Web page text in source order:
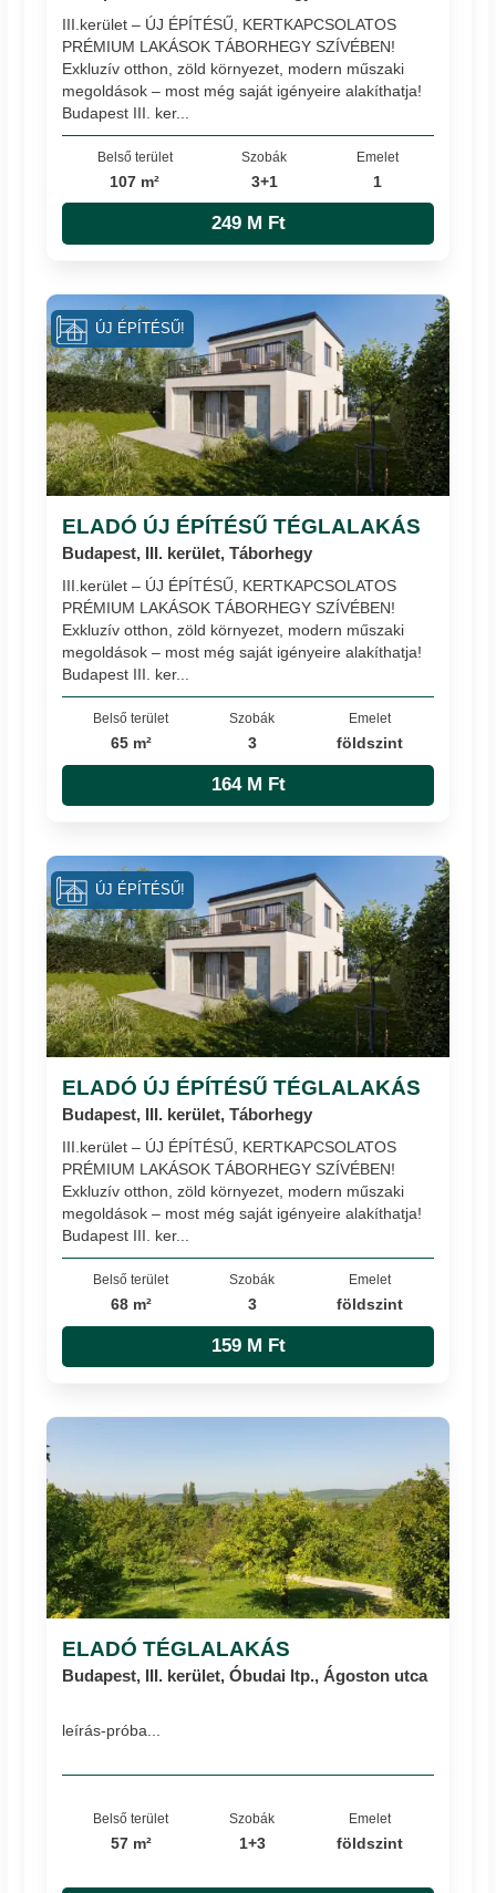
III.kerület – ÚJ ÉPÍTÉSŰ, KERTKAPCSOLATOS
PRÉMIUM LAKÁSOK TÁBORHEGY SZÍVÉBEN!
Exkluzív otthon, zöld környezet, modern műszaki
megoldások – most még saját igényeire alakíthatja!
Budapest III. ker...
Belső terület
107 m²
Szobák
3+1
Emelet
1
249 M Ft
ELADÓ ÚJ ÉPÍTÉSŰ TÉGLALAKÁS
Budapest, III. kerület, Táborhegy
III.kerület – ÚJ ÉPÍTÉSŰ, KERTKAPCSOLATOS
PRÉMIUM LAKÁSOK TÁBORHEGY SZÍVÉBEN!
Exkluzív otthon, zöld környezet, modern műszaki
megoldások – most még saját igényeire alakíthatja!
Budapest III. ker...
Belső terület
65 m²
Szobák
3
Emelet
földszint
164 M Ft
ÚJ ÉPÍTÉSŰ!
ELADÓ ÚJ ÉPÍTÉSŰ TÉGLALAKÁS
Budapest, III. kerület, Táborhegy
III.kerület – ÚJ ÉPÍTÉSŰ, KERTKAPCSOLATOS
PRÉMIUM LAKÁSOK TÁBORHEGY SZÍVÉBEN!
Exkluzív otthon, zöld környezet, modern műszaki
megoldások – most még saját igényeire alakíthatja!
Budapest III. ker...
Belső terület
68 m²
Szobák
3
Emelet
földszint
159 M Ft
ÚJ ÉPÍTÉSŰ!
ELADÓ TÉGLALAKÁS
Budapest, III. kerület, Óbudai ltp., Ágoston utca
leírás-próba...
Belső terület
57 m²
Szobák
1+3
Emelet
földszint